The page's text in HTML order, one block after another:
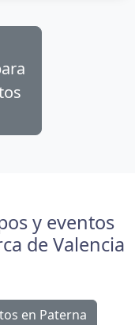
y eventos
de Valencia
en Paterna